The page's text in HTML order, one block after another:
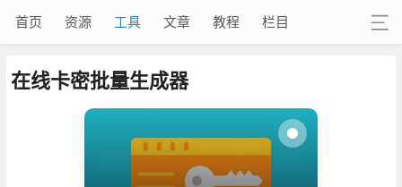
首页 资源 工具 文章 教程 栏目
在线卡密批量生成器